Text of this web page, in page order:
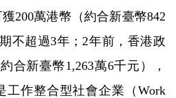
200萬港幣（約合新臺幣842
不超過3年；2年前，香港政
合新臺幣1,263萬6千元），
工作整合型社會企業（Work